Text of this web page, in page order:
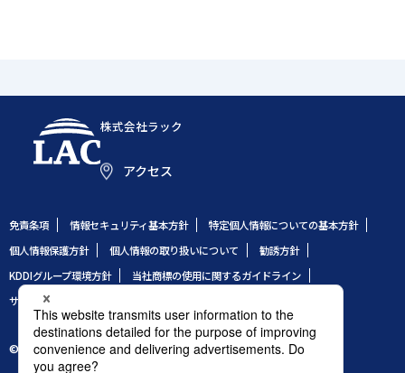
株式会社ラック
アクセス
免責条項 情報セキュリティ基本方針
特定個人情報についての基本方針
個人情報保護方針
個人情報の取り扱いについて
勧誘方針
KDDIグループ環境方針
当社商標の使用に関するガイドライン
サイトのご利用条件
© 1995 LAC Co., Ltd.